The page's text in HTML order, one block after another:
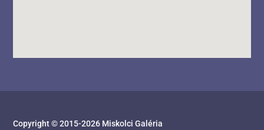
Copyright © 2015-2026 Miskolci Galéria